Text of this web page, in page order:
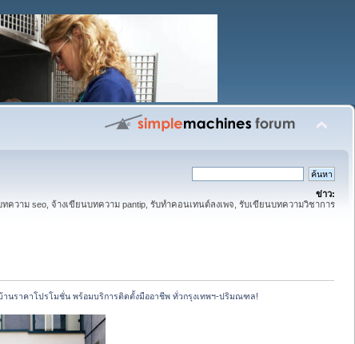
ข่าว:
ความ seo, จ้างเขียนบทความ pantip, รับทำคอนเทนต์ลงเพจ, รับเขียนบทความวิชาการ
านราคาโปรโมชั่น พร้อมบริการติดตั้งมืออาชีพ ทั่วกรุงเทพฯ-ปริมณฑล!